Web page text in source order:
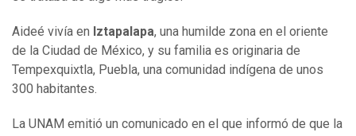
Aideé vivía en Iztapalapa, una humilde zona en el oriente
de la Ciudad de México, y su familia es originaria de
Tempexquixtla, Puebla, una comunidad indígena de unos
300 habitantes.
La UNAM emitió un comunicado en el que informó de que la